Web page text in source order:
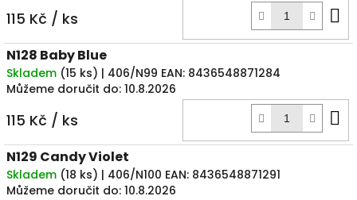
115 Kč / ks
N128 Baby Blue
Skladem (15 ks) | 406/N99 EAN: 8436548871284
Můžeme doručit do: 10.8.2026
115 Kč / ks
N129 Candy Violet
Skladem (18 ks) | 406/N100 EAN: 8436548871291
Můžeme doručit do: 10.8.2026